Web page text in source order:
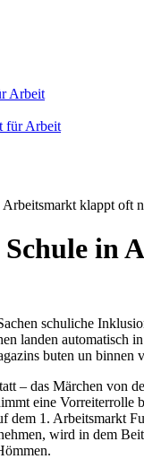
Arbeit
für Arbeit
klappt oft
Schule in
schuliche
landen automatisch
buten un binnen
– das Märchen von
eine Vorreiterrolle
dem 1. Arbeitsmarkt
wird in dem